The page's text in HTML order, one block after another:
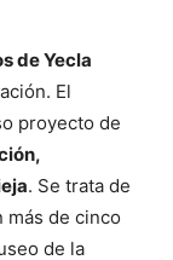
de Yecla
El
proyecto de
. Se trata de
más de cinco
de la